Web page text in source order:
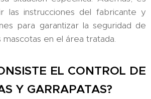
las instrucciones del fabricante y
para garantizar la seguridad de
mascotas en el área tratada.
EL CONTROL DE
Y GARRAPATAS?